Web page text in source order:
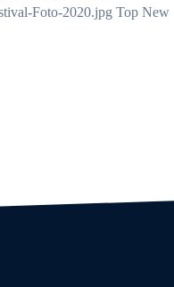
Foto-2020.jpg Top New